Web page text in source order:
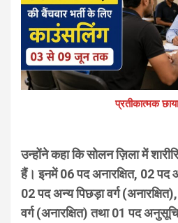
प्रतीकात्मक
उन्होंने कहा कि सोलन ज़िला में
हैं। इनमें 06 पद अनारक्षित, 02 पद
02 पद अन्य पिछड़ा वर्ग
वर्ग (अनारक्षित) तथा 01 पद